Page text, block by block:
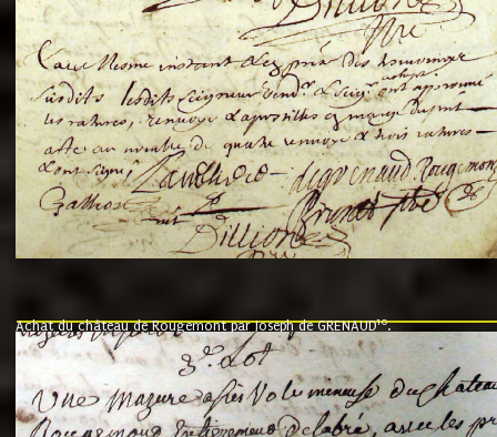
Achat du château de Rougemont par Joseph de GRENAUD10.
"l'an mil six cent soixante treze le ving neuvième jour du mois de
nommé fut présent Messire Claude Guillaume de Moyriat chevalier baron
vend, purement simplement et irrevocablement a monseigneur monsieur